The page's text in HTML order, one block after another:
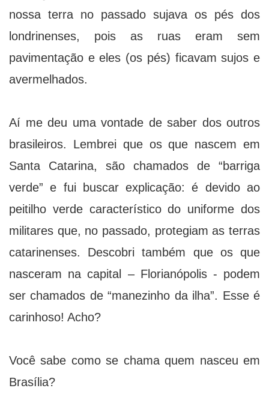
nossa terra no passado sujava os pés dos
londrinenses, pois as ruas eram sem
pavimentação e eles (os pés) ficavam sujos e
avermelhados.
Aí me deu uma vontade de saber dos outros
brasileiros. Lembrei que os que nascem em
Santa Catarina, são chamados de “barriga
verde” e fui buscar explicação: é devido ao
peitilho verde característico do uniforme dos
militares que, no passado, protegiam as terras
catarinenses. Descobri também que os que
nasceram na capital – Florianópolis - podem
ser chamados de “manezinho da ilha”. Esse é
carinhoso! Acho?
Você sabe como se chama quem nasceu em
Brasília?